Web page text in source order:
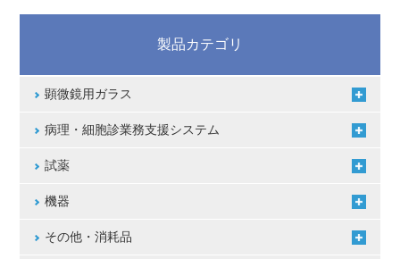
製品カテゴリ
顕微鏡用ガラス
病理・細胞診業務支援システム
試薬
機器
その他・消耗品